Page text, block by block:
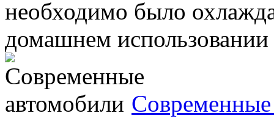
необходимо было
домашнем использовании